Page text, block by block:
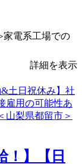
電系工場での
詳細を表示
！】【日